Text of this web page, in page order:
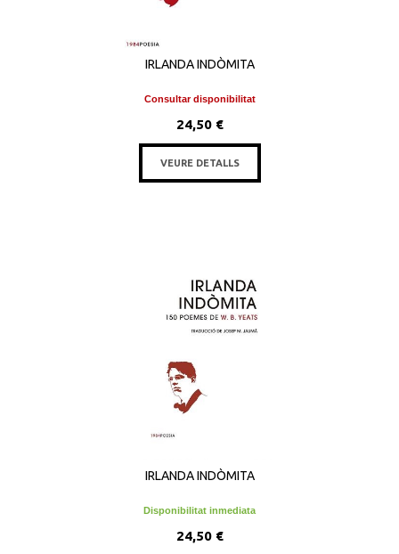
IRLANDA INDÒMITA
Consultar disponibilitat
24,50 €
VEURE DETALLS
IRLANDA INDÒMITA
Disponibilitat inmediata
24,50 €